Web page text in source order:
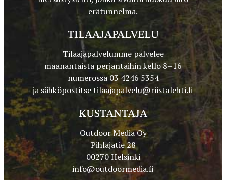
erätunnelma.
TILAAJAPALVELU
Tilaajapalvelumme palvelee
maanantaista perjantaihin kello 8–16
numerossa 03 4246 5354
ja sähköpostitsetilaajapalvelu@riistalehti.fi
KUSTANTAJA
Outdoor Media Oy
Pihlajatie 28
00270 Helsinki
info@outdoormedia.fi